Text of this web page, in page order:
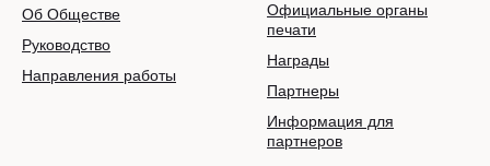
Об Обществе
Руководство
Направления работы
Официальные органы
печати
Награды
Партнеры
Информация для
партнеров